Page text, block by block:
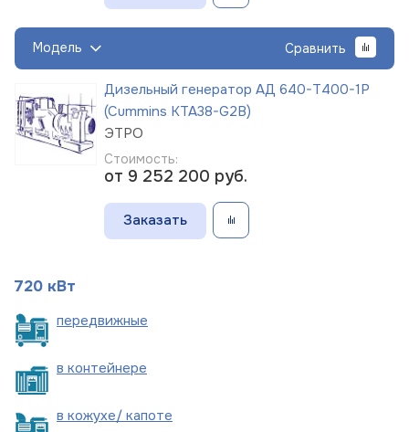
Модель Сравнить
Дизельный генератор АД 640-Т400-1Р
(Cummins KTA38-G2B)
ЭТРО
Стоимость:
от 9 252 200 руб.
Заказать
720 кВт
передвижные
в контейнере
в кожухе/ капоте